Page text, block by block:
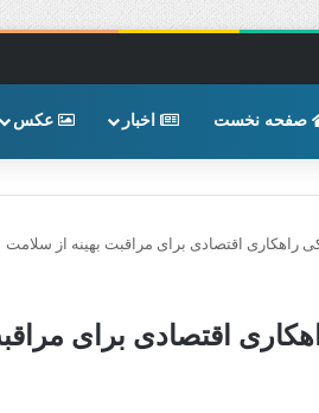
صفحه نخست اخبار عکس
راهکاری اقتصادی برای مراقبت بهینه از سلامت
اقتصادی برای